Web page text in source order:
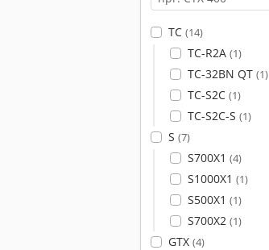
TC (14)
TC-R2A (1)
TC-32BN QT (1)
TC-S2C (1)
TC-S2C-S (1)
S (7)
S700X1 (4)
S1000X1 (1)
S500X1 (1)
S700X2 (1)
GTX (4)